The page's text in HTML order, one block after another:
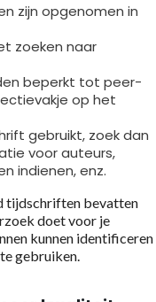
zijn opgenomen in
zoeken naar
beperkt tot peer-
op het
gebruikt, zoek dan
voor auteurs,
indienen, enz.
tijdschriften bevatten
doet voor je
kunnen identificeren
gebruiken.